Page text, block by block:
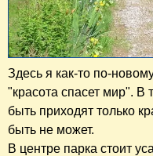
Здесь я как-то по-
"красота спасет мир". В
быть приходят только
быть не может.
В центре парка стоит